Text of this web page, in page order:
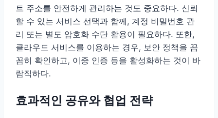
트 주소를 안전하게 관리하는 것도 중요하다. 신뢰
할 수 있는 서비스 선택과 함께, 계정 비밀번호 관
리 또는 별도 암호화 수단 활용이 필요하다. 또한,
클라우드 서비스를 이용하는 경우, 보안 정책을 꼼
꼼히 확인하고, 이중 인증 등을 활성화하는 것이 바
람직하다.
효과적인 공유와 협업 전략